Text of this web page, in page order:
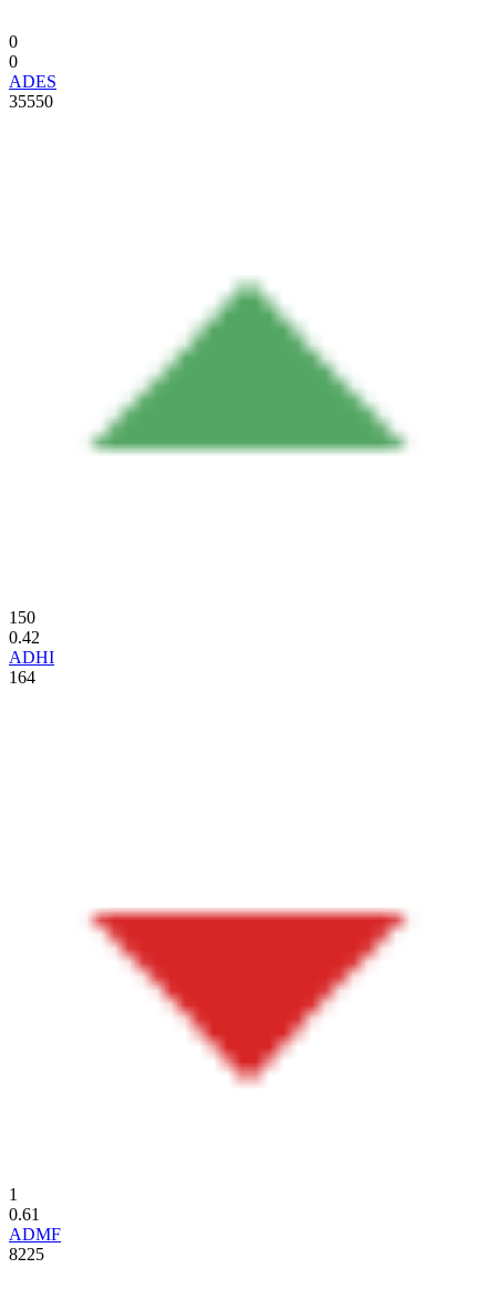
0
0
ADES
35550
150
0.42
ADHI
164
1
0.61
ADMF
8225